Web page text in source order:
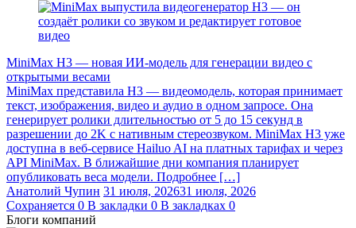
MiniMax H3 — новая ИИ-модель для генерации видео с
открытыми весами
MiniMax представила H3 — видеомодель, которая принимает
текст, изображения, видео и аудио в одном запросе. Она
генерирует ролики длительностью от 5 до 15 секунд в
разрешении до 2K с нативным стереозвуком. MiniMax H3 уже
доступна в веб-сервисе Hailuo AI на платных тарифах и через
API MiniMax. В ближайшие дни компания планирует
опубликовать веса модели. Подробнее […]
Анатолий Чупин 31 июля, 202631 июля, 2026
Сохраняется 0 В закладки 0 В закладках 0
Блоги компаний